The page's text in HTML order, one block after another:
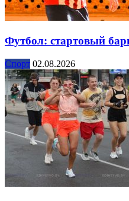
Футбол: стартовый
Спорт 02.08.2026